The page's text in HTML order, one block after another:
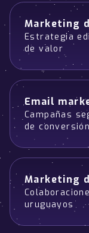
Marketing
Estrategia
de valor
Email
Campañas
de conversión
Marketing
uruguayos